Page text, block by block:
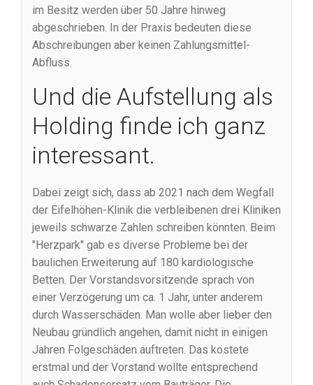
im Besitz werden über 50 Jahre hinweg
abgeschrieben. In der Praxis bedeuten diese
Abschreibungen aber keinen Zahlungsmittel-
Abfluss.
Und die Aufstellung als
Holding finde ich ganz
interessant.
Dabei zeigt sich, dass ab 2021 nach dem Wegfall
der Eifelhöhen-Klinik die verbleibenen drei Kliniken
jeweils schwarze Zahlen schreiben könnten. Beim
"Herzpark" gab es diverse Probleme bei der
baulichen Erweiterung auf 180 kardiologische
Betten. Der Vorstandsvorsitzende sprach von
einer Verzögerung um ca. 1 Jahr, unter anderem
durch Wasserschäden. Man wolle aber lieber den
Neubau gründlich angehen, damit nicht in einigen
Jahren Folgeschäden auftreten. Das kostete
erstmal und der Vorstand wollte entsprechend